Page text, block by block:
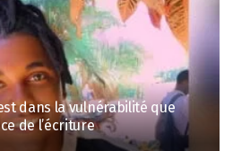
dans la vulnérabilité que
de l’écriture